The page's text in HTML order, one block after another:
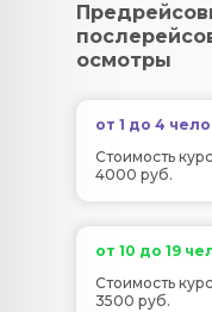
осмотры
от 1 до 4
Стоимость
4000 руб.
от 10 до 19
Стоимость
3500 руб.